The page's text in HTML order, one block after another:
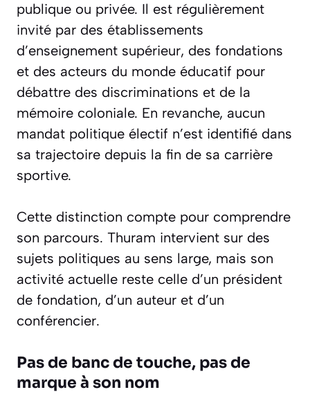
publique ou privée. Il est régulièrement
invité par des établissements
d’enseignement supérieur, des fondations
et des acteurs du monde éducatif pour
débattre des discriminations et de la
mémoire coloniale. En revanche, aucun
mandat politique électif n’est identifié dans
sa trajectoire depuis la fin de sa carrière
sportive.
Cette distinction compte pour comprendre
son parcours. Thuram intervient sur des
sujets politiques au sens large, mais son
activité actuelle reste celle d’un président
de fondation, d’un auteur et d’un
conférencier.
Pas de banc de touche, pas de
marque à son nom